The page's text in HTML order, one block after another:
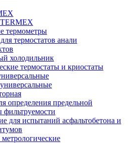
термометры
термостатов анали
холодильник
термостаты и криостаты
определения предельной
фильтруемости
для испытаний асфальтобетона и